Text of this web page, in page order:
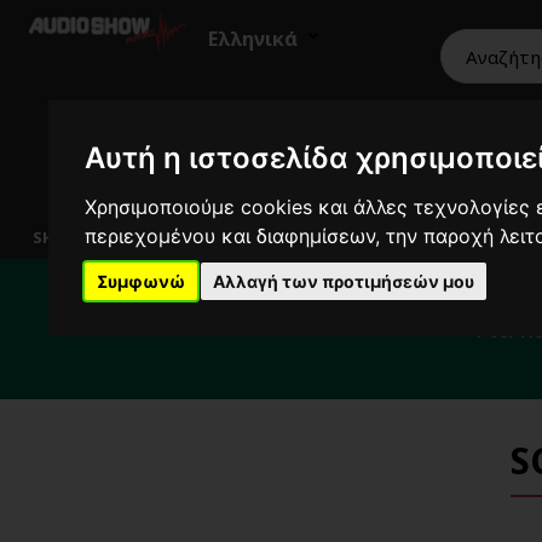
Αυτή η ιστοσελίδα
Χρησιμοποιούμε cookies και άλλες τεχνολογίες
περιεχομένου και διαφημίσεων, την παροχή
Συμφωνώ Αλλαγή των προτιμήσεών μου
Ελληνικά
SHOWROOM
HiFi Ηχεία Εικόνα Επαγγελματικά
Για το διάστημα
Για